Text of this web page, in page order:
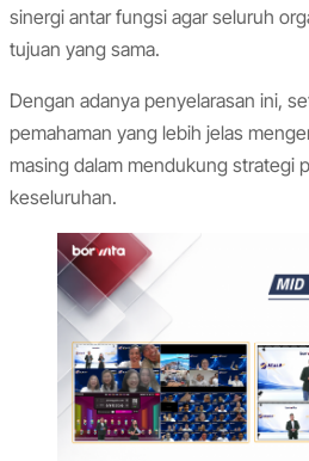
sinergi antar fungsi agar seluruh
tujuan yang sama.
Dengan adanya penyelarasan ini,
pemahaman yang lebih jelas
masing dalam mendukung strategi
keseluruhan.